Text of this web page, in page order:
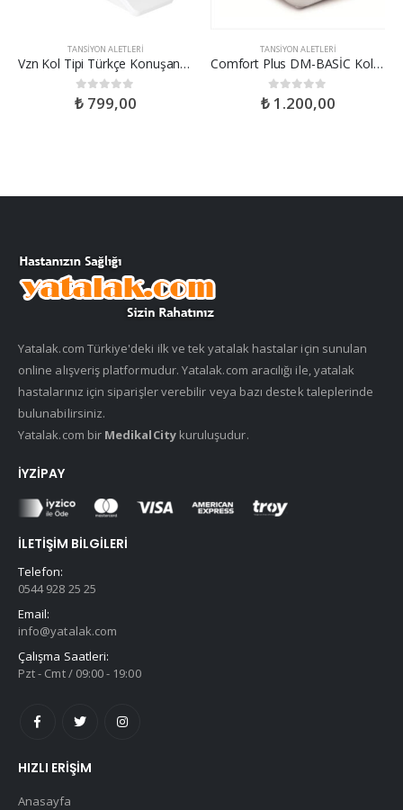
TANSIYON ALETLERI
Vzn Kol Tipi Türkçe Konuşan Otomatik Dijital Tansiyon Aleti Yeni Nesil Wrap Manşon
0 out of 5
₺799,00
TANSIYON ALETLERI
Comfort Plus DM-BASİC Koldan Ölçme Dijital Tansiyon Aleti
0out of 5
₺1.200,00
Yatalak.com Türkiye'deki ilk ve tek yatalak hastalar için sunulan
online alışveriş platformudur. Yatalak.com aracılığı ile, yatalak
hastalarınız için siparişler verebilir veya bazı destek taleplerinde
bulunabilirsiniz.
Yatalak.com bir MedikalCitykuruluşudur.
İYZIPAY
İLETIŞIM BILGILERI
Telefon:
0544 928 25 25
Email:
info@yatalak.com
Çalışma Saatleri:
Pzt - Cmt / 09:00 - 19:00
HIZLI ERIŞIM
Anasayfa